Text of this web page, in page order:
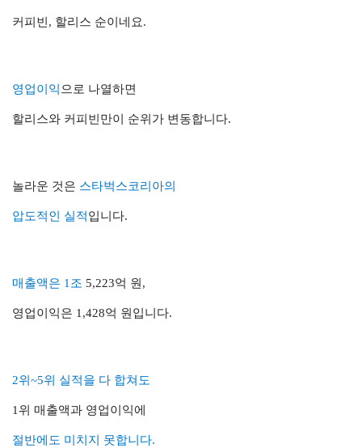
커피빈, 할리스 순이네요.
영업이익으로 나열하면
할리스와 커피빈만이 순위가 변동합니다.
놀라운 것은 스타벅스코리아의
압도적인 실적입니다.
매출액은 1조 5,223억 원,
영업이익은 1,428억 원입니다.
2위~5위 실적을 다 합쳐도
1위 매출액과 영업이익에
절반에도 미치지 못합니다.